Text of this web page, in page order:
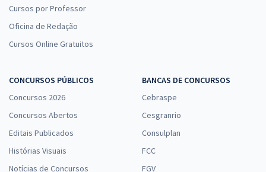
Cursos por Professor
Oficina de Redação
Cursos Online Gratuitos
CONCURSOS PÚBLICOS
Concursos 2026
Concursos Abertos
Editais Publicados
Histórias Visuais
Notícias de Concursos
BANCAS DE CONCURSOS
Cebraspe
Cesgranrio
Consulplan
FCC
FGV